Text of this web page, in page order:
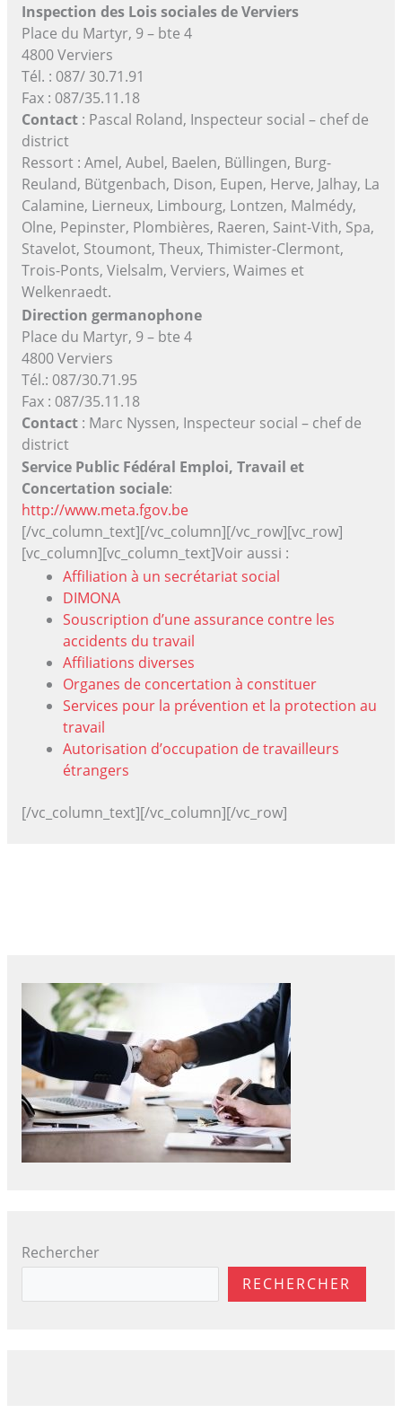
Inspection des Lois sociales de Verviers
Place du Martyr, 9 – bte 4
4800 Verviers
Tél. : 087/ 30.71.91
Fax : 087/35.11.18
Contact: Pascal Roland, Inspecteur social – chef de
district
Ressort : Amel, Aubel, Baelen, Büllingen, Burg-
Reuland, Bütgenbach, Dison, Eupen, Herve, Jalhay, La
Calamine, Lierneux, Limbourg, Lontzen, Malmédy,
Olne, Pepinster, Plombières, Raeren, Saint-Vith, Spa,
Stavelot, Stoumont, Theux, Thimister-Clermont,
Trois-Ponts, Vielsalm, Verviers, Waimes et
Welkenraedt.
Direction germanophone
Place du Martyr, 9 – bte 4
4800 Verviers
Tél.: 087/30.71.95
Fax : 087/35.11.18
Contact: Marc Nyssen, Inspecteur social – chef de
district
Service Public Fédéral Emploi, Travail et
Concertation sociale:
http://www.meta.fgov.be
[/vc_column_text][/vc_column][/vc_row][vc_row]
[vc_column][vc_column_text]Voir aussi :
Affiliation à un secrétariat social
DIMONA
Souscription d’une assurance contre les
accidents du travail
Affiliations diverses
Organes de concertation à constituer
Services pour la prévention et la protection au
travail
Autorisation d’occupation de travailleurs
étrangers
[/vc_column_text][/vc_column][/vc_row]
Rechercher
RECHERCHER